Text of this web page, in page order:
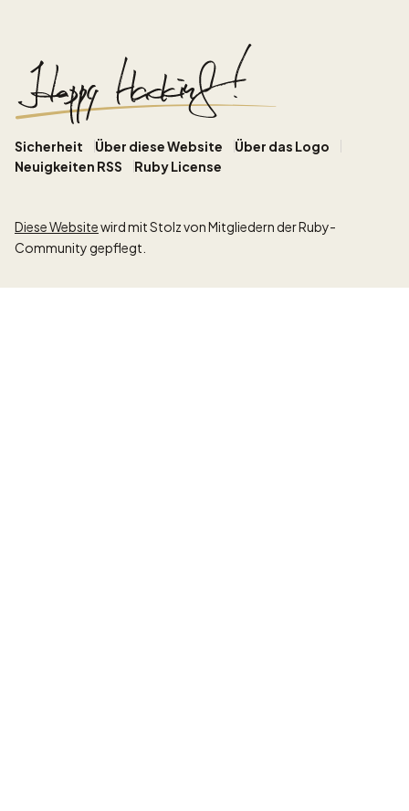
Sicherheit Über diese Website
Über das Logo
Neuigkeiten RSS
Ruby License
Diese Websitewird mit Stolz von Mitgliedern der Ruby-
Community gepflegt.